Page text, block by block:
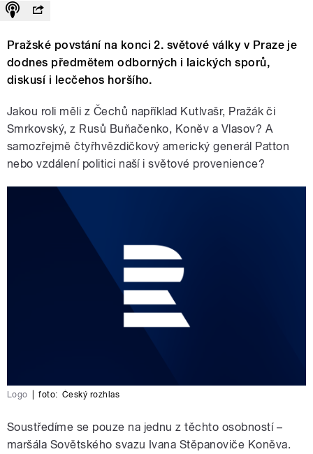
Pražské povstání na konci 2. světové války v Praze je
dodnes předmětem odborných i laických sporů,
diskusí i lecčehos horšího.
Jakou roli měli z Čechů například Kutlvašr, Pražák či
Smrkovský, z Rusů Buňačenko, Koněv a Vlasov? A
samozřejmě čtyřhvězdičkový americký generál Patton
nebo vzdálení politici naší i světové provenience?
Logo foto: Český rozhlas
Soustředíme se pouze na jednu z těchto osobností –
maršála Sovětského svazu Ivana Stěpanoviče Koněva.